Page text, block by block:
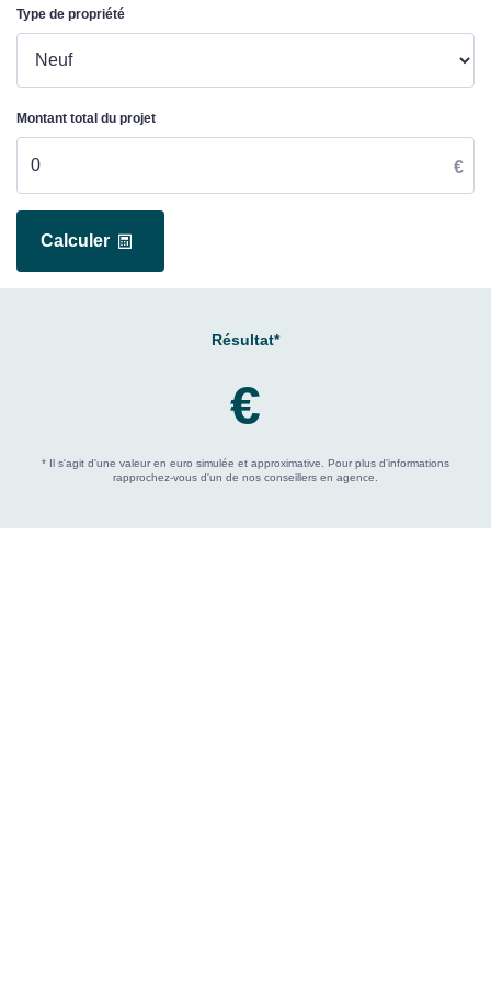
Type de propriété
Montant total du projet
€
Calculer
Résultat*
€
* Il s'agit d'une valeur en euro simulée et approximative. Pour plus d'informations
rapprochez-vous d'un de nos conseillers en agence.